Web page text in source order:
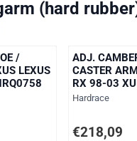
(hard
/
LEXUS
btw: 180,24
ADJ.
CASTER
RX 98-03
Merk:
Hardrace
Prijs: 218,09,
€218,09